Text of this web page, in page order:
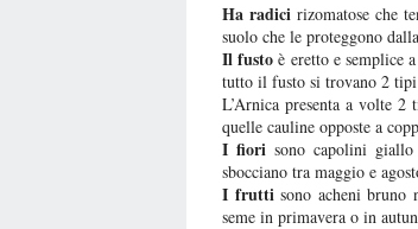
Ha radici rizomatose che
suolo che le proteggono
Il fusto è eretto e semplice
tutto il fusto si trovano 2 tipi
L’Arnica presenta a volte 2
quelle cauline opposte a
I fiori sono capolini
sbocciano tra maggio e
I fruttisono acheni bruno
seme in primavera o in